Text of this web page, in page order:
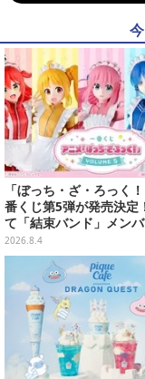
「ぼっち・ざ・ろっく
番くじ第5弾が発売決定
て「結束バンド」メン
井きくり」のメイド衣装
アを公開
2026.8.4